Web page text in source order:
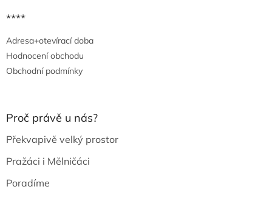
****
Adresa+otevírací doba
Hodnocení obchodu
Obchodní podmínky
Proč právě u nás?
Překvapivě velký prostor
Pražáci i Mělničáci
Poradíme